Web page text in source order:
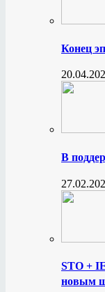
Конец
В
STO +
новым